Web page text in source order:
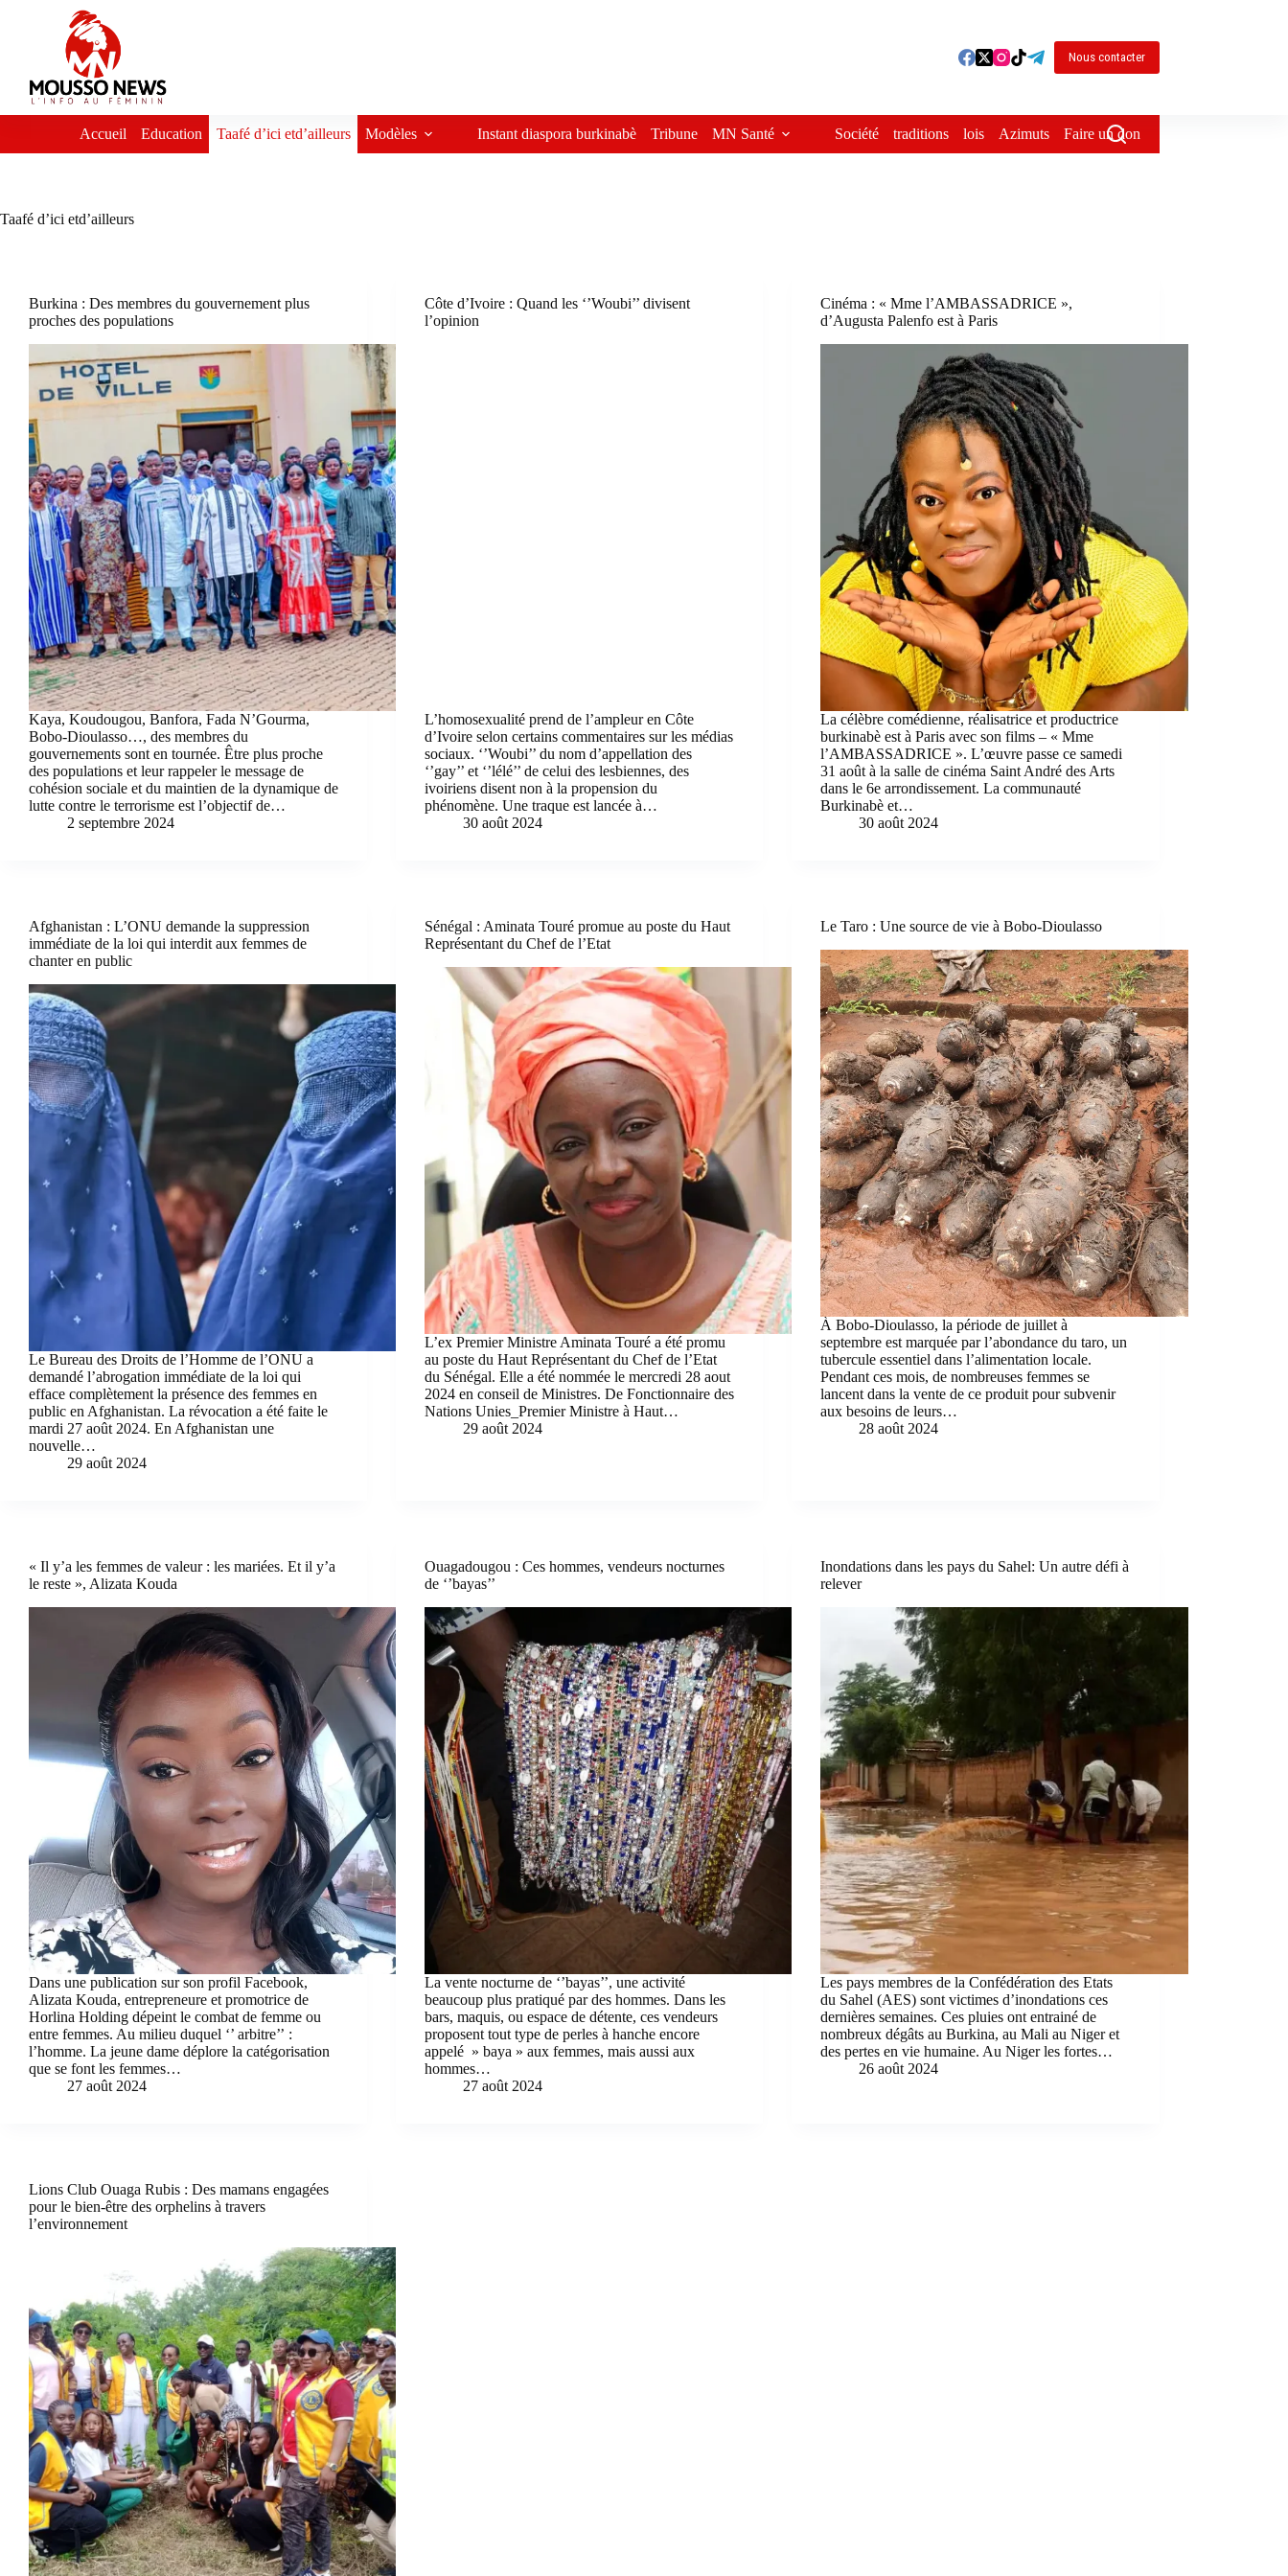
Nous contacter
Accueil Education Taafé d’ici etd’ailleurs Modèles Instant diaspora burkinabè Tribune MN Santé Société traditions lois Azimuts Faire un don
Taafé d’ici etd’ailleurs
Burkina : Des membres du gouvernement plus
proches des populations
Kaya, Koudougou, Banfora, Fada N’Gourma,
Bobo-Dioulasso…, des membres du
gouvernements sont en tournée. Être plus proche
des populations et leur rappeler le message de
cohésion sociale et du maintien de la dynamique de
lutte contre le terrorisme est l’objectif de…
2 septembre 2024
Côte d’Ivoire : Quand les ‘’Woubi’’ divisent
l’opinion
L’homosexualité prend de l’ampleur en Côte
d’Ivoire selon certains commentaires sur les médias
sociaux. ‘’Woubi’’ du nom d’appellation des
‘’gay’’ et ‘’lélé’’ de celui des lesbiennes, des
ivoiriens disent non à la propension du
phénomène. Une traque est lancée à…
30 août 2024
Cinéma : « Mme l’AMBASSADRICE »,
d’Augusta Palenfo est à Paris
La célèbre comédienne, réalisatrice et productrice
burkinabè est à Paris avec son films – « Mme
l’AMBASSADRICE ». L’œuvre passe ce samedi
31 août à la salle de cinéma Saint André des Arts
dans le 6e arrondissement. La communauté
Burkinabè et…
30 août 2024
Afghanistan : L’ONU demande la suppression
immédiate de la loi qui interdit aux femmes de
chanter en public
Le Bureau des Droits de l’Homme de l’ONU a
demandé l’abrogation immédiate de la loi qui
efface complètement la présence des femmes en
public en Afghanistan. La révocation a été faite le
mardi 27 août 2024. En Afghanistan une
nouvelle…
29 août 2024
Sénégal : Aminata Touré promue au poste du Haut
Représentant du Chef de l’Etat
L’ex Premier Ministre Aminata Touré a été promu
au poste du Haut Représentant du Chef de l’Etat
du Sénégal. Elle a été nommée le mercredi 28 aout
2024 en conseil de Ministres. De Fonctionnaire des
Nations Unies_Premier Ministre à Haut…
29 août 2024
Le Taro : Une source de vie à Bobo-Dioulasso
À Bobo-Dioulasso, la période de juillet à
septembre est marquée par l’abondance du taro, un
tubercule essentiel dans l’alimentation locale.
Pendant ces mois, de nombreuses femmes se
lancent dans la vente de ce produit pour subvenir
aux besoins de leurs…
28 août 2024
« Il y’a les femmes de valeur : les mariées. Et il y’a
le reste », Alizata Kouda
Dans une publication sur son profil Facebook,
Alizata Kouda, entrepreneure et promotrice de
Horlina Holding dépeint le combat de femme ou
entre femmes. Au milieu duquel ‘’ arbitre’’ :
l’homme. La jeune dame déplore la catégorisation
que se font les femmes…
27 août 2024
Ouagadougou : Ces hommes, vendeurs nocturnes
de ‘’bayas’’
La vente nocturne de ‘’bayas’’, une activité
beaucoup plus pratiqué par des hommes. Dans les
bars, maquis, ou espace de détente, ces vendeurs
proposent tout type de perles à hanche encore
appelé » baya » aux femmes, mais aussi aux
hommes…
27 août 2024
Inondations dans les pays du Sahel: Un autre défi à
relever
Les pays membres de la Confédération des Etats
du Sahel (AES) sont victimes d’inondations ces
dernières semaines. Ces pluies ont entrainé de
nombreux dégâts au Burkina, au Mali au Niger et
des pertes en vie humaine. Au Niger les fortes…
26 août 2024
Lions Club Ouaga Rubis : Des mamans engagées
pour le bien-être des orphelins à travers
l’environnement